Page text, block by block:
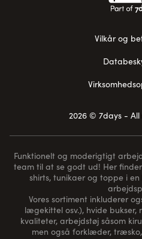
Vilkår og
2026 © 7days - All
Funktionelt og moderigtigt
team til at se godt ud! Her
shirts, tunikaer og toppe i
Vores sortiment inkluderer
lægekittel osv.), hvide bukser,
kvaliteter, arbejdstøj såsom
men også forklæder,